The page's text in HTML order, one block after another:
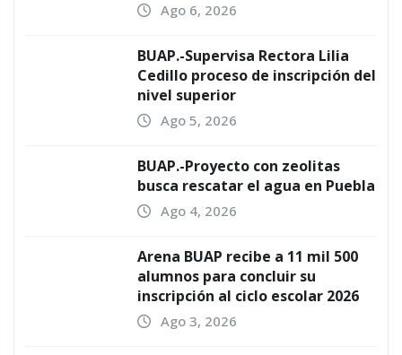
Ago 6, 2026
BUAP.-Supervisa Rectora Lilia
Cedillo proceso de inscripción del
nivel superior
Ago 5, 2026
BUAP.-Proyecto con zeolitas
busca rescatar el agua en Puebla
Ago 4, 2026
Arena BUAP recibe a 11 mil 500
alumnos para concluir su
inscripción al ciclo escolar 2026
Ago 3, 2026